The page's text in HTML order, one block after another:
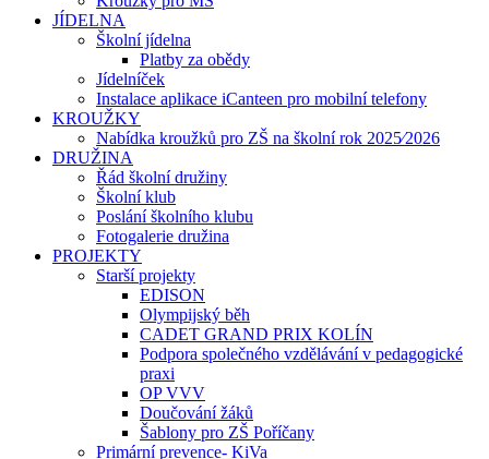
JÍDELNA
Školní jídelna
Platby za obědy
Jídelníček
Instalace aplikace iCanteen pro mobilní telefony
KROUŽKY
Nabídka kroužků pro ZŠ na školní rok 2025⁄2026
DRUŽINA
Řád školní družiny
Školní klub
Poslání školního klubu
Fotogalerie družina
PROJEKTY
Starší projekty
EDISON
Olympijský běh
CADET GRAND PRIX KOLÍN
Podpora společného vzdělávání v pedagogické
praxi
OP VVV
Doučování žáků
Šablony pro ZŠ Poříčany
Primární prevence- KiVa